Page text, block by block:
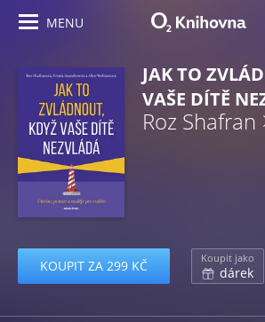
MENU
JAK TO
VAŠE DÍTĚ
Roz Shafran
KOUPIT ZA 299 KČ Koupit jako
dárek